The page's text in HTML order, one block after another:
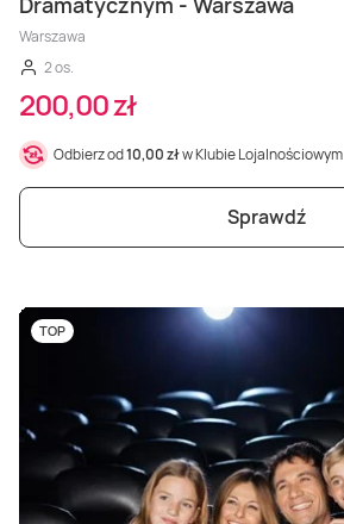
Warszawa
2 os.
200,00 zł
Odbierz od10,00 złw Klubie Lojalnościowym
Sprawdź
TOP